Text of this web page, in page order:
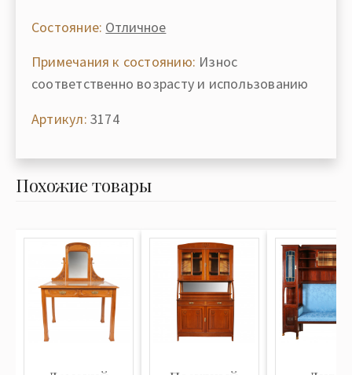
Состояние: Отличное
Примечания к состоянию: Износ
соответственно возрасту и использованию
Артикул: 3174
Похожие товары